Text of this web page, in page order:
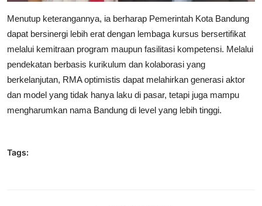
​Menutup keterangannya, ia berharap Pemerintah Kota Bandung
dapat bersinergi lebih erat dengan lembaga kursus bersertifikat
melalui kemitraan program maupun fasilitasi kompetensi. Melalui
pendekatan berbasis kurikulum dan kolaborasi yang
berkelanjutan, RMA optimistis dapat melahirkan generasi aktor
dan model yang tidak hanya laku di pasar, tetapi juga mampu
mengharumkan nama Bandung di level yang lebih tinggi.
Tags: